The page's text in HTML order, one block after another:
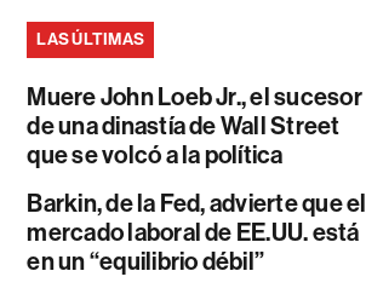
LAS ÚLTIMAS
Muere John Loeb Jr., el sucesor
de una dinastía de Wall Street
que se volcó a la política
Barkin, de la Fed, advierte que el
mercado laboral de EE.UU. está
en un “equilibrio débil”